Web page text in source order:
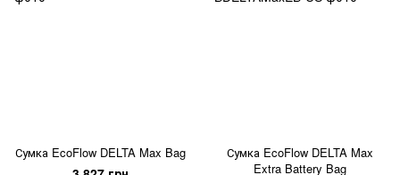
Сумка EcoFlow DELTA Max Bag
Сумка EcoFlow DELTA Max
Extra Battery Bag